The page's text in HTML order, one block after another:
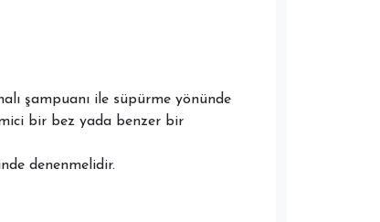
şampuanı ile süpürme yönünde
bir bez yada benzer bir
denenmelidir.